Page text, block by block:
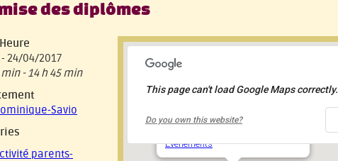
des diplômes
École Dominique-Savio
Événements
This page can't load Google Maps correctly.
Do you own this website?
- 24/04/2017
- 14 h 45 min
Savio
parents-